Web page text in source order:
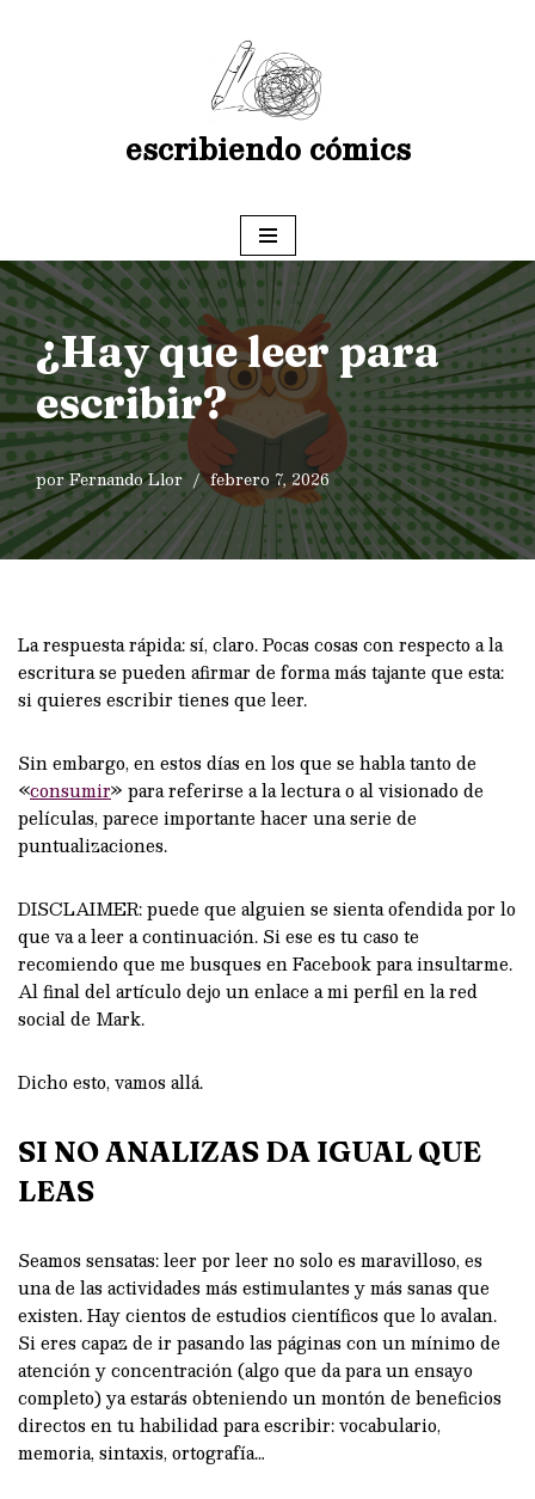
escribiendo cómics
¿Hay que leer para
escribir?
porFernando Llor febrero 7, 2026
La respuesta rápida: sí, claro. Pocas cosas con respecto a la
escritura se pueden afirmar de forma más tajante que esta:
si quieres escribir tienes que leer.
Sin embargo, en estos días en los que se habla tanto de
«consumir» para referirse a la lectura o al visionado de
películas, parece importante hacer una serie de
puntualizaciones.
DISCLAIMER: puede que alguien se sienta ofendida por lo
que va a leer a continuación. Si ese es tu caso te
recomiendo que me busques en Facebook para insultarme.
Al final del artículo dejo un enlace a mi perfil en la red
social de Mark.
Dicho esto, vamos allá.
SI NO ANALIZAS DA IGUAL QUE
LEAS
Seamos sensatas: leer por leer no solo es maravilloso, es
una de las actividades más estimulantes y más sanas que
existen. Hay cientos de estudios científicos que lo avalan.
Si eres capaz de ir pasando las páginas con un mínimo de
atención y concentración (algo que da para un ensayo
completo) ya estarás obteniendo un montón de beneficios
directos en tu habilidad para escribir: vocabulario,
memoria, sintaxis, ortografía…